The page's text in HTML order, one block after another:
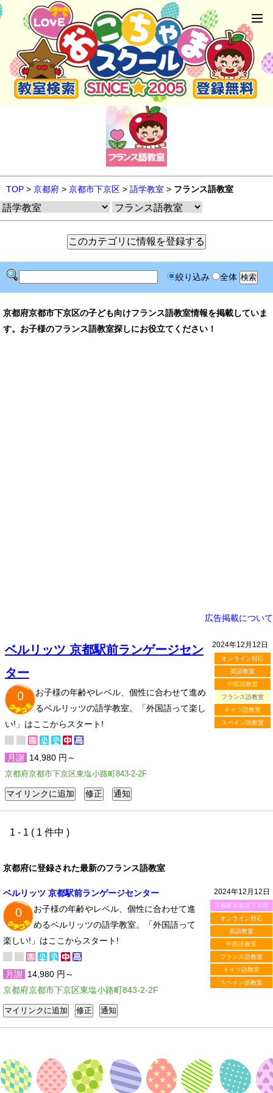
TOP > 京都府 > 京都市下京区 > 語学教室 > フランス語教室
絞り込み 全体
京都府京都市下京区の子ども向けフランス語教室情報を掲載していま
す。お子様のフランス語教室探しにお役立てください！
広告掲載について
2024年12月12日
オンライン対応
英語教室
中国語教室
フランス語教室
ドイツ語教室
スペイン語教室
ベルリッツ 京都駅前ランゲージセン
ター
0
お子様の年齢やレベル、個性に合わせて進め
るベルリッツの語学教室。「外国語って楽し
い!」はここからスタート!
月謝 14,980 円～
京都府京都市下京区東塩小路町843-2-2F
1 - 1 ( 1 件中 )
京都府に登録された最新のフランス語教室
2024年12月12日
京都府京都市下京区
オンライン対応
英語教室
中国語教室
フランス語教室
ドイツ語教室
スペイン語教室
ベルリッツ 京都駅前ランゲージセンター
0
お子様の年齢やレベル、個性に合わせて進
めるベルリッツの語学教室。「外国語って
楽しい!」はここからスタート!
月謝 14,980 円～
京都府京都市下京区東塩小路町843-2-2F